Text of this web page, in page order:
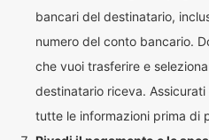
bancari del destinatario,
numero del conto bancario.
che vuoi trasferire e
destinatario riceva.
tutte le informazioni prima di